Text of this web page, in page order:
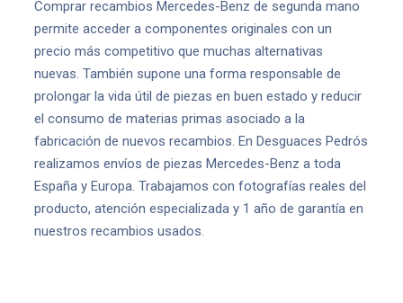
Comprar recambios Mercedes-Benz de segunda mano
permite acceder a componentes originales con un
precio más competitivo que muchas alternativas
nuevas. También supone una forma responsable de
prolongar la vida útil de piezas en buen estado y reducir
el consumo de materias primas asociado a la
fabricación de nuevos recambios. En Desguaces Pedrós
realizamos envíos de piezas Mercedes-Benz a toda
España y Europa. Trabajamos con fotografías reales del
producto, atención especializada y 1 año de garantía en
nuestros recambios usados.